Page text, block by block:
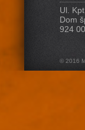
Ul.
Dom
924
© 2016